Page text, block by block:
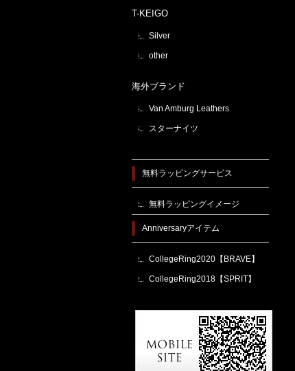
T-KEIGO
Silver
other
海外ブランド
Van Amburg Leathers
スターナイツ
無料ラッピングサービス
無料ラッピングイメージ
Anniversaryアイテム
CollegeRing2020【BRAVE】
CollegeRing2018【SPRIT】